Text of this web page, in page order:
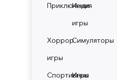
Приключения
Инди
игры
Хоррор
игры
Симуляторы
Спортивные
Игры